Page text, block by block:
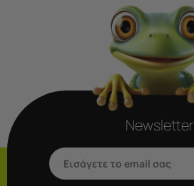
Newsletter